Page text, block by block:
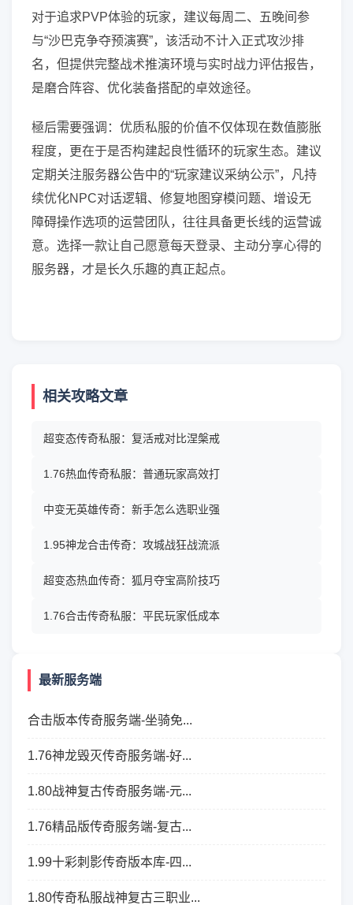
对于追求PVP体验的玩家，建议每周二、五晚间参
与“沙巴克争夺预演赛”，该活动不计入正式攻沙排
名，但提供完整战术推演环境与实时战力评估报告，
是磨合阵容、优化装备搭配的卓效途径。
極后需要强调：优质私服的价值不仅体现在数值膨胀
程度，更在于是否构建起良性循环的玩家生态。建议
定期关注服务器公告中的“玩家建议采纳公示”，凡持
续优化NPC对话逻辑、修复地图穿模问题、增设无
障碍操作选项的运营团队，往往具备更长线的运营诚
意。选择一款让自己愿意每天登录、主动分享心得的
服务器，才是长久乐趣的真正起点。
相关攻略文章
超变态传奇私服：复活戒对比涅槃戒
1.76热血传奇私服：普通玩家高效打
中变无英雄传奇：新手怎么选职业强
1.95神龙合击传奇：攻城战狂战流派
超变态热血传奇：狐月夺宝高阶技巧
1.76合击传奇私服：平民玩家低成本
最新服务端
合击版本传奇服务端-坐骑免...
1.76神龙毁灭传奇服务端-好...
1.80战神复古传奇服务端-元...
1.76精品版传奇服务端-复古...
1.99十彩刺影传奇版本库-四...
1.80传奇私服战神复古三职业...